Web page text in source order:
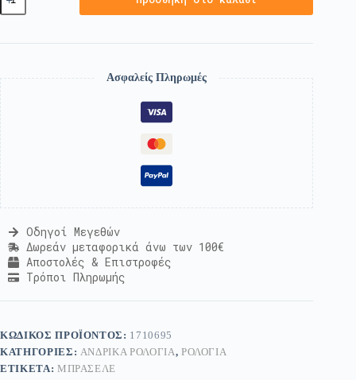
Ασφαλείς Πληρωμές
Οδηγοί Μεγεθών
Δωρεάν μεταφορικά άνω των 100€
Αποστολές & Επιστροφές
Τρόποι Πληρωμής
ΚΩΔΙΚΌΣ ΠΡΟΪΌΝΤΟΣ: 1710695
ΚΑΤΗΓΟΡΊΕΣ: ΑΝΔΡΙΚΆ ΡΟΛΌΓΙΑ, ΡΟΛΌΓΙΑ
ΕΤΙΚΈΤΑ: ΜΠΡΑΣΕΛΈ